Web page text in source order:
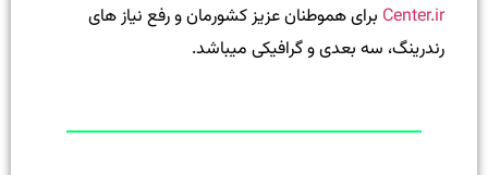
Center.ir برای هموطنان عزیز کشورمان و رفع نیاز های
رندرینگ، سه بعدی و گرافیکی میباشد.